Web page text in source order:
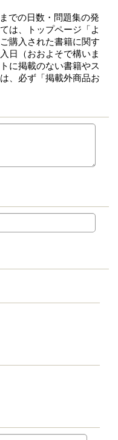
での日数・問題集の発
は、トップページ「よ
購入された書籍に関す
日（おおよそで構いま
に掲載のない書籍やス
、必ず「掲載外商品お